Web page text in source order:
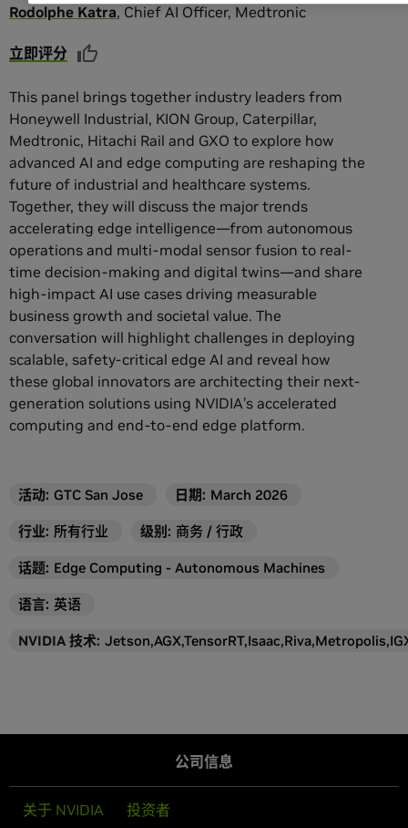
Rodolphe Katra, Chief AI Officer, Medtronic
立即评分
This panel brings together industry leaders from
Honeywell Industrial, KION Group, Caterpillar,
Medtronic, Hitachi Rail and GXO to explore how
advanced AI and edge computing are reshaping the
future of industrial and healthcare systems.
Together, they will discuss the major trends
accelerating edge intelligence—from autonomous
operations and multi-modal sensor fusion to real-
time decision-making and digital twins—and share
high-impact AI use cases driving measurable
business growth and societal value. The
conversation will highlight challenges in deploying
scalable, safety-critical edge AI and reveal how
these global innovators are architecting their next-
generation solutions using NVIDIA’s accelerated
computing and end-to-end edge platform.
活动: GTC San Jose 日期: March 2026
行业: 所有行业 级别: 商务 / 行政
话题: Edge Computing - Autonomous Machines
语言: 英语
NVIDIA 技术:
公司信息
关于 NVIDIA 投资者